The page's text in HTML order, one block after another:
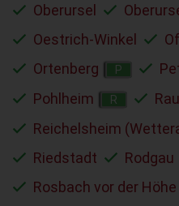
Oberursel
Oestrich-Winkel
Ortenberg
P
Pohlheim
R
Reichelsheim
Riedstadt
Rodgau
Rosbach vor der Höhe